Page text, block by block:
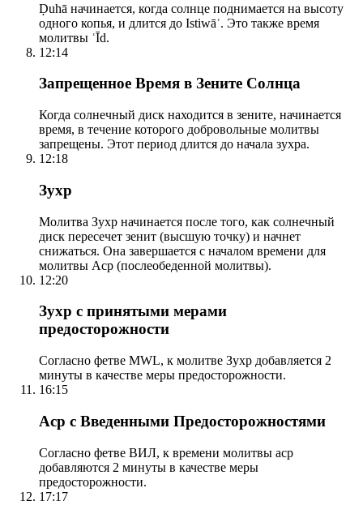
Ḍuhā начинается, когда солнце поднимается на высоту
одного копья, и длится до Istiwāʾ. Это также время
молитвы ʿĪd.
12:14
Запрещенное Время в Зените Солнца
Когда солнечный диск находится в зените, начинается
время, в течение которого добровольные молитвы
запрещены. Этот период длится до начала зухра.
12:18
Зухр
Молитва Зухр начинается после того, как солнечный
диск пересечет зенит (высшую точку) и начнет
снижаться. Она завершается с началом времени для
молитвы Аср (послеобеденной молитвы).
12:20
Зухр с принятыми мерами
предосторожности
Согласно фетве MWL, к молитве Зухр добавляется 2
минуты в качестве меры предосторожности.
16:15
Аср с Введенными Предосторожностями
Согласно фетве ВИЛ, к времени молитвы аср
добавляются 2 минуты в качестве меры
предосторожности.
17:17